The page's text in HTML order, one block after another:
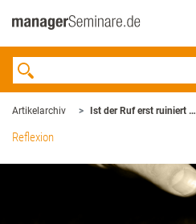
Artikelarchiv Ist der Ruf erst ruiniert …
Reflexion